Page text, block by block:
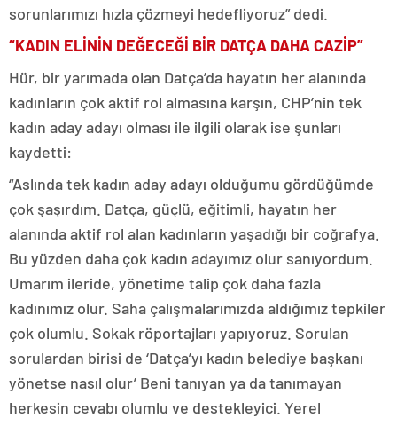
sorunlarımızı hızla çözmeyi hedefliyoruz” dedi.
“KADIN ELİNİN DEĞECEĞİ BİR DATÇA DAHA CAZİP”
Hür, bir yarımada olan Datça’da hayatın her alanında
kadınların çok aktif rol almasına karşın, CHP’nin tek
kadın aday adayı olması ile ilgili olarak ise şunları
kaydetti:
“Aslında tek kadın aday adayı olduğumu gördüğümde
çok şaşırdım. Datça, güçlü, eğitimli, hayatın her
alanında aktif rol alan kadınların yaşadığı bir coğrafya.
Bu yüzden daha çok kadın adayımız olur sanıyordum.
Umarım ileride, yönetime talip çok daha fazla
kadınımız olur. Saha çalışmalarımızda aldığımız tepkiler
çok olumlu. Sokak röportajları yapıyoruz. Sorulan
sorulardan birisi de ‘Datça’yı kadın belediye başkanı
yönetse nasıl olur’ Beni tanıyan ya da tanımayan
herkesin cevabı olumlu ve destekleyici. Yerel